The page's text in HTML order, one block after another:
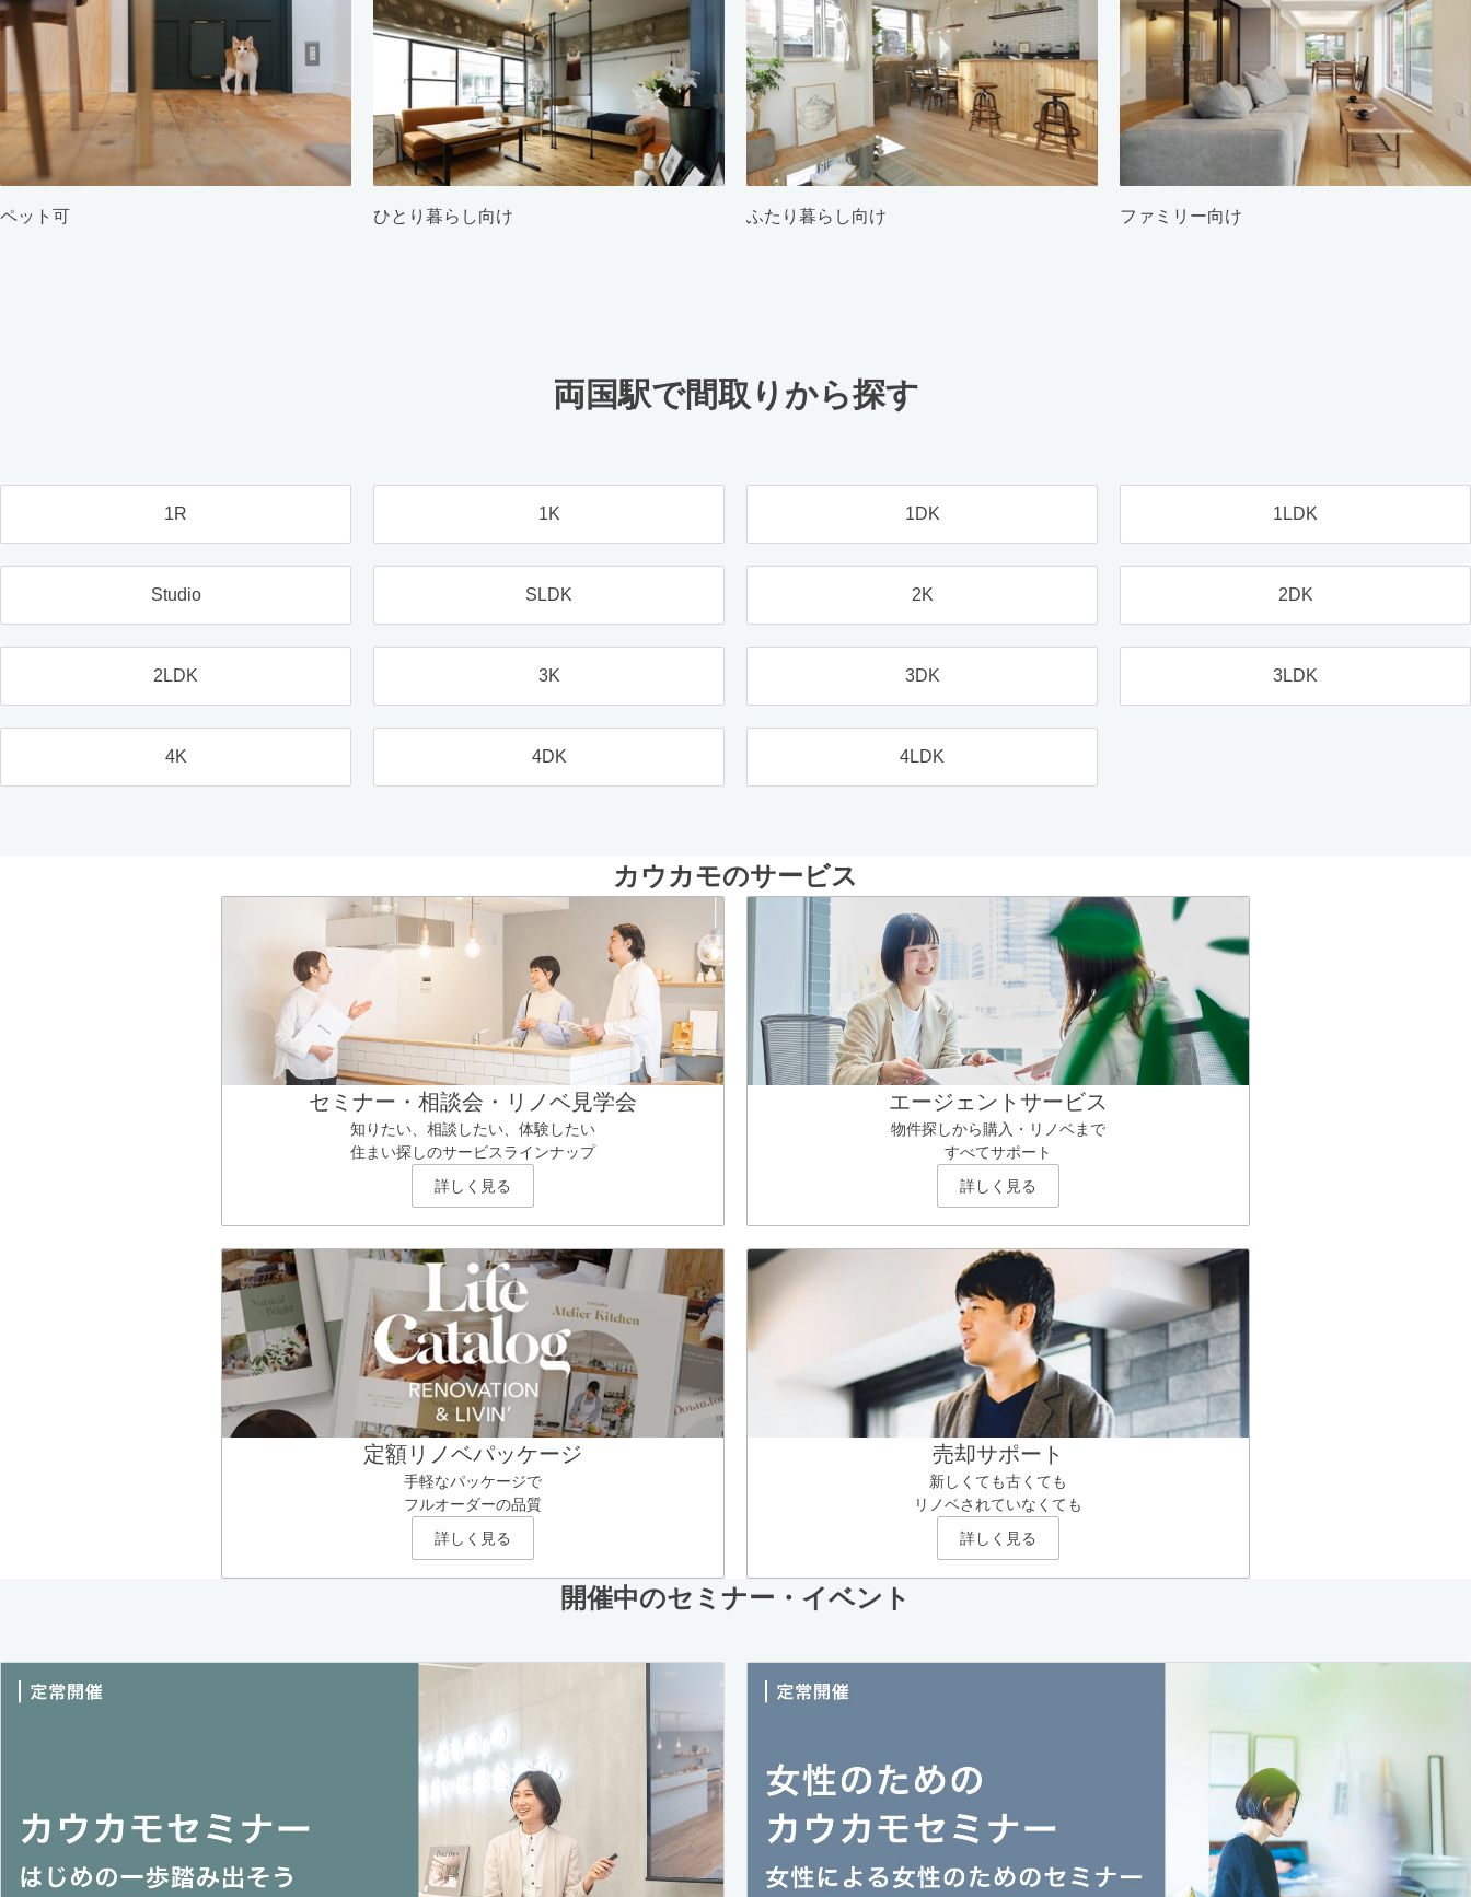
ペット可 ひとり暮らし向け ふたり暮らし向け ファミリー向け
両国駅で間取りから探す
1R 1K 1DK 1LDK
Studio SLDK 2K 2DK
2LDK 3K 3DK 3LDK
4K 4DK 4LDK
カウカモのサービス
セミナー・相談会・リノベ見学会
知りたい、相談したい、体験したい
住まい探しのサービスラインナップ
詳しく見る
エージェントサービス
物件探しから購入・リノベまで
すべてサポート
詳しく見る
定額リノベパッケージ
手軽なパッケージで
フルオーダーの品質
詳しく見る
売却サポート
新しくても古くても
リノベされていなくても
詳しく見る
開催中のセミナー・イベント